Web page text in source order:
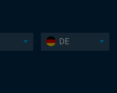
DE